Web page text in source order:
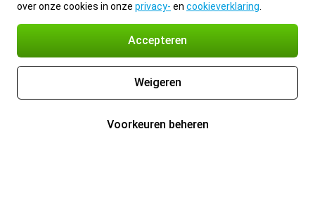
over onze cookies in onze privacy- en cookieverklaring
Accepteren
Weigeren
Voorkeuren beheren